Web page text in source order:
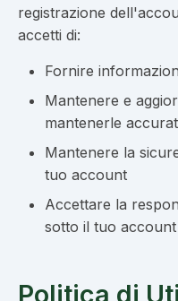
registrazione
accetti di:
Fornire
Mantenere e
mantenerle
Mantenere la
tuo account
Accettare la
sotto il tuo account
Politica di